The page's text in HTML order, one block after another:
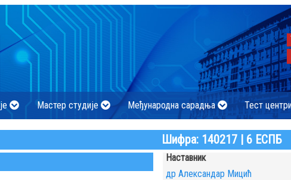
Мастер студије Међународна сарадња Тест
Шифра: 140217 | 6 ЕСПБ
Наставник
др Александар Мицић